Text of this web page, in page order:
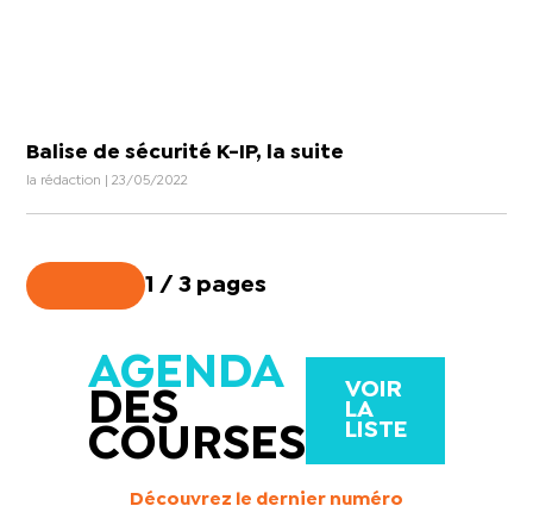
Balise de sécurité K-IP, la suite
la rédaction | 23/05/2022
1 / 3 pages
AGENDA
DES
COURSES
VOIR
LA
LISTE
Découvrez le dernier numéro